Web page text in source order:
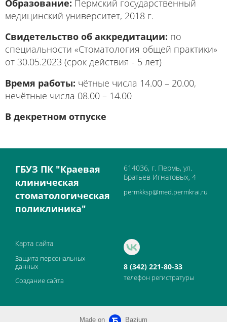
Образование: Пермский государственный
медицинский университет, 2018 г.
Свидетельство об аккредитации: по
специальности «Стоматология общей практики»
от 30.05.2023 (срок действия - 5 лет)
Время работы: чётные числа 14.00 – 20.00,
нечётные числа 08.00 – 14.00
В декретном отпуске
ГБУЗ ПК "Краевая
клиническая
стоматологическая
поликлиника"
614036, г. Пермь, ул.
Братьев Игнатовых, 4
permkksp@med.permkrai.ru
Карта сайта
Защита персональных
данных
Создание сайта
8 (342) 221-80-33
телефон регистратуры
Made on Bazium